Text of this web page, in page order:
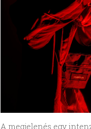
A megjelenés egy